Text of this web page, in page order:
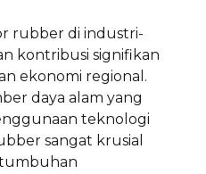
rubber di industri-
kontribusi signifikan
ekonomi regional.
daya alam yang
teknologi
sangat krusial